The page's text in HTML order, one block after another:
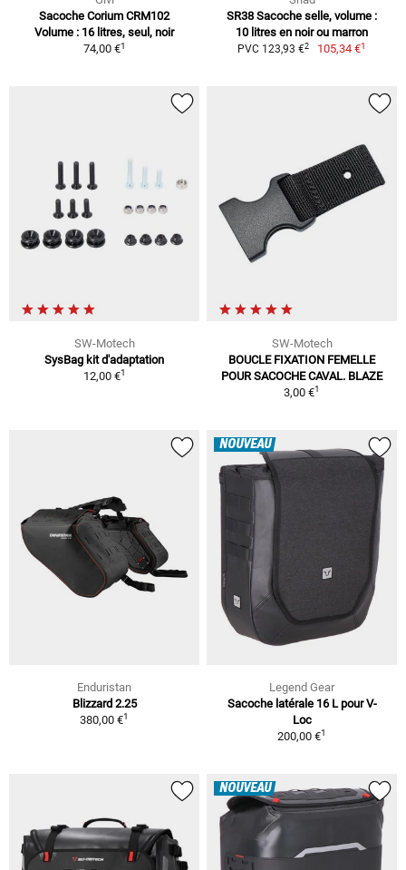
Sacoche Corium CRM102
Volume : 16 litres, seul, noir
74,00 €1
SR38 Sacoche selle, volume :
10 litres en noir ou marron
PVC 123,93 €2 105,34 €1
SW-Motech
SysBag kit d'adaptation
12,00 €1
SW-Motech
BOUCLE FIXATION FEMELLE
POUR SACOCHE CAVAL. BLAZE
3,00 €1
Enduristan
Blizzard 2.25
380,00 €1
NOUVEAU
Legend Gear
Sacoche latérale 16 L pour V-
Loc
200,00 €1
NOUVEAU